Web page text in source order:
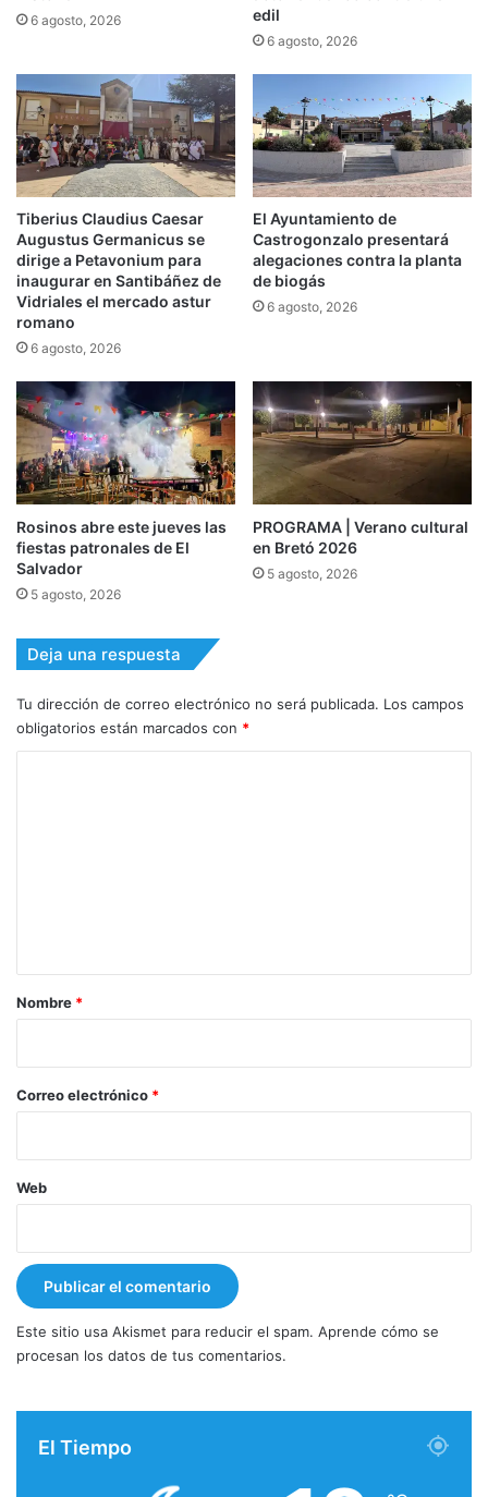
6 agosto, 2026
edil
6 agosto, 2026
Tiberius Claudius Caesar
Augustus Germanicus se
dirige a Petavonium para
inaugurar en Santibáñez de
Vidriales el mercado astur
romano
6 agosto, 2026
El Ayuntamiento de
Castrogonzalo presentará
alegaciones contra la planta
de biogás
6 agosto, 2026
Rosinos abre este jueves las
fiestas patronales de El
Salvador
5 agosto, 2026
PROGRAMA | Verano cultural
en Bretó 2026
5 agosto, 2026
Deja una respuesta
Tu dirección de correo electrónico no será publicada. Los campos
obligatorios están marcados con *
r
*
Nombre *
Correo electrónico *
Web
Este sitio usa Akismet para reducir el spam. Aprende cómo se
procesan los datos de tus comentarios.
El Tiempo